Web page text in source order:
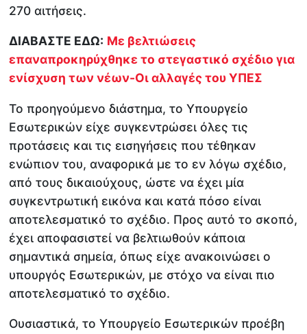
270 αιτήσεις.
ΔΙΑΒΑΣΤΕ ΕΔΩ: Με βελτιώσεις
επαναπροκηρύχθηκε το στεγαστικό σχέδιο για
ενίσχυση των νέων-Οι αλλαγές του ΥΠΕΣ
Το προηγούμενο διάστημα, το Υπουργείο
Εσωτερικών είχε συγκεντρώσει όλες τις
προτάσεις και τις εισηγήσεις που τέθηκαν
ενώπιον του, αναφορικά με το εν λόγω σχέδιο,
από τους δικαιούχους, ώστε να έχει μία
συγκεντρωτική εικόνα και κατά πόσο είναι
αποτελεσματικό το σχέδιο. Προς αυτό το σκοπό,
έχει αποφασιστεί να βελτιωθούν κάποια
σημαντικά σημεία, όπως είχε ανακοινώσει ο
υπουργός Εσωτερικών, με στόχο να είναι πιο
αποτελεσματικό το σχέδιο.
Ουσιαστικά, το Υπουργείο Εσωτερικών προέβη